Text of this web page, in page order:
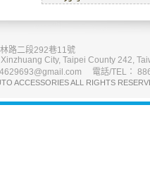
路二段292巷11號
City, Taipei County 242,
電話/TEL：
ACCESSORIES ALL RIGHTS